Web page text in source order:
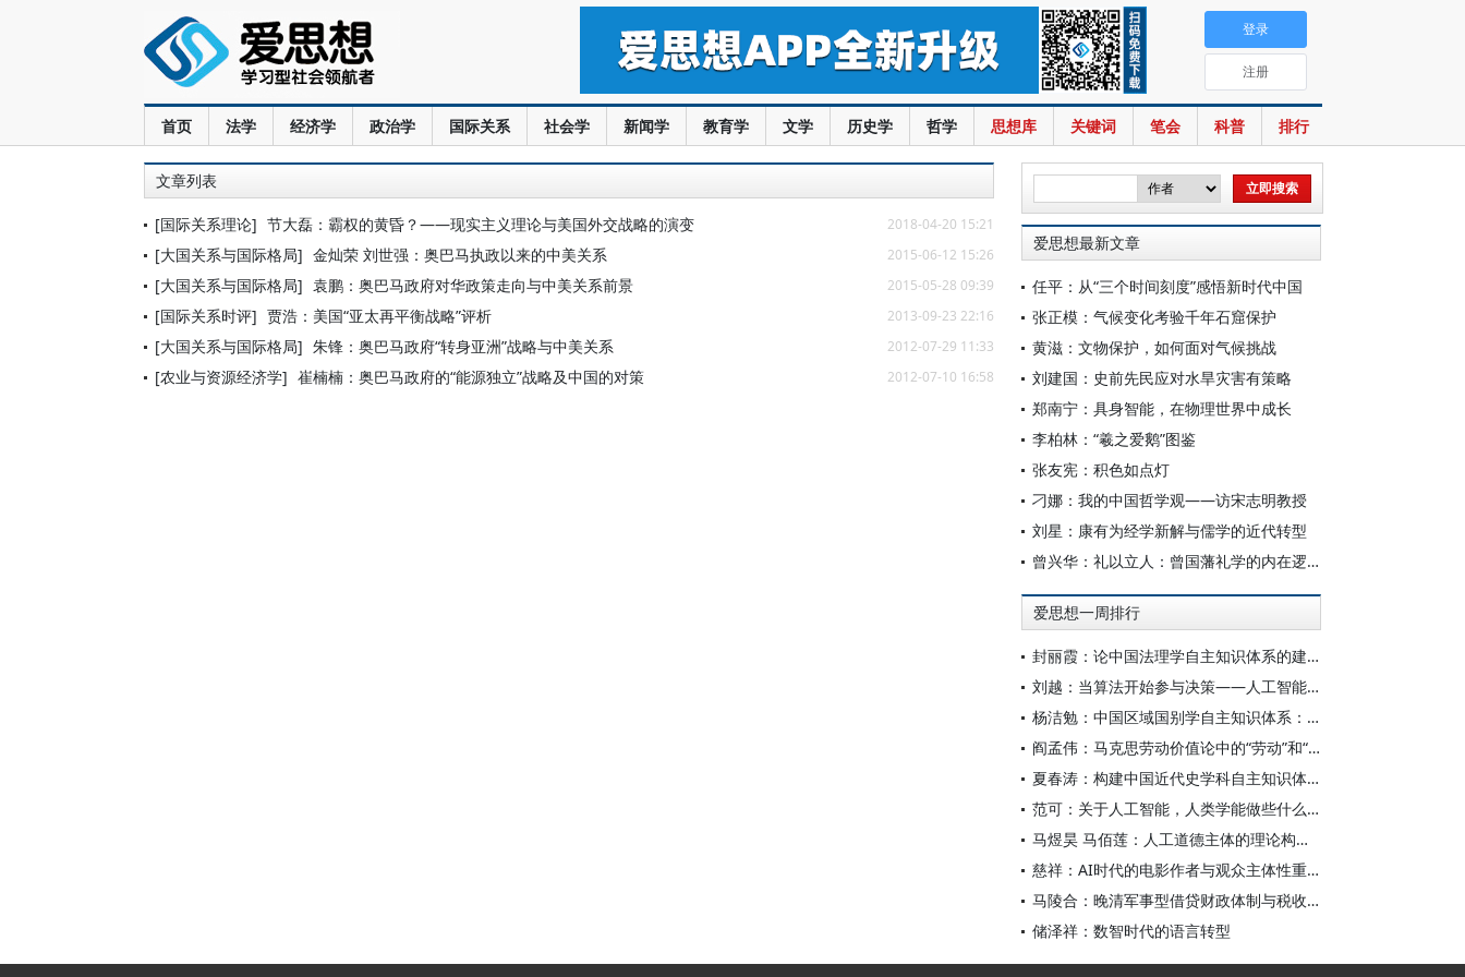
首页 法学 经济学 政治学 国际关系 社会学 新闻学 教育学 文学 历史学 哲学 思想库 关键词 笔会 科普 排行
登录
注册
文章列表
[国际关系理论] 节大磊：霸权的黄昏？——现实主义理论与美国外交战略的演变 2018-04-20 15:21
[大国关系与国际格局] 金灿荣 刘世强：奥巴马执政以来的中美关系 2015-06-12 15:26
[大国关系与国际格局] 袁鹏：奥巴马政府对华政策走向与中美关系前景 2015-05-28 09:39
[国际关系时评] 贾浩：美国“亚太再平衡战略”评析 2013-09-23 22:16
[大国关系与国际格局] 朱锋：奥巴马政府“转身亚洲”战略与中美关系 2012-07-29 11:33
[农业与资源经济学] 崔楠楠：奥巴马政府的“能源独立”战略及中国的对策 2012-07-10 16:58
爱思想最新文章
任平：从“三个时间刻度”感悟新时代中国
张正模：气候变化考验千年石窟保护
黄滋：文物保护，如何面对气候挑战
刘建国：史前先民应对水旱灾害有策略
郑南宁：具身智能，在物理世界中成长
李柏林：“羲之爱鹅”图鉴
张友宪：积色如点灯
刁娜：我的中国哲学观——访宋志明教授
刘星：康有为经学新解与儒学的近代转型
曾兴华：礼以立人：曾国藩礼学的内在逻辑与当代回响
爱思想一周排行
封丽霞：论中国法理学自主知识体系的建构
刘越：当算法开始参与决策——人工智能重塑全球治理的底层逻辑
杨洁勉：中国区域国别学自主知识体系：本原、借鉴和建构
阎孟伟：马克思劳动价值论中的“劳动”和“价值”概念
夏春涛：构建中国近代史学科自主知识体系刍议
范可：关于人工智能，人类学能做些什么？
马煜昊 马佰莲：人工道德主体的理论构设与实践限度
慈祥：AI时代的电影作者与观众主体性重构
马陵合：晚清军事型借贷财政体制与税收变革的走向
储泽祥：数智时代的语言转型